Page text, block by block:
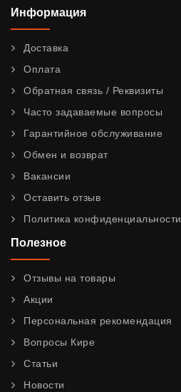
Информация
Доставка
Оплата
Обратная связь / Реквизиты
Часто задаваемые вопросы
Гарантийное обслуживание
Обмен и возврат
Вакансии
Оставить отзыв
Политика конфиденциальности
Полезное
Отзывы на товары
Акции
Персональная рекомендация
Вопросы Кире
Статьи
Новости